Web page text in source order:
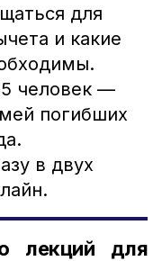
для
и какие
человек —
погибших
в двух
лекций для